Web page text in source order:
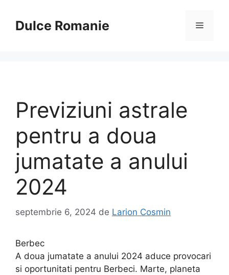
conținutDulce Romanie Meniu
Previziuni astrale
pentru a doua
jumatate a anului
2024
septembrie 6, 2024 de Larion Cosmin
Berbec
A doua jumatate a anului 2024 aduce provocari
si oportunitati pentru Berbeci. Marte, planeta